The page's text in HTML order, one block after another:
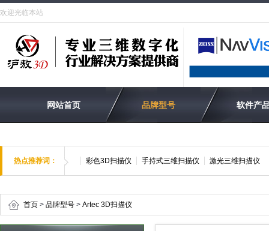
欢迎光临本站
网站首页 品牌型号 软件产
热点推荐词： 彩色3D扫描仪 手持式三维扫描仪 激光三维扫描仪
首页 > 品牌型号 > Artec 3D扫描仪